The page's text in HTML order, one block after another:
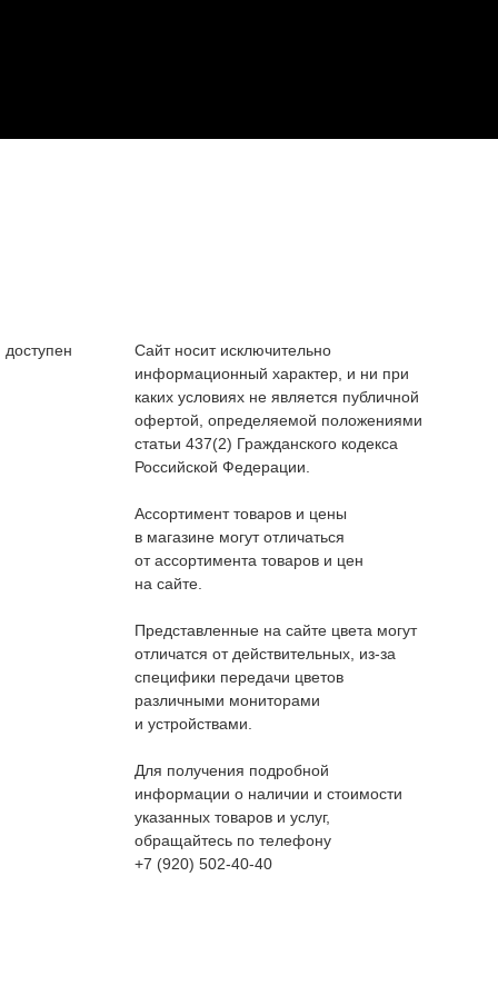
Сайт носит исключительно
информационный характер, и ни при
каких условиях не является публичной
офертой, определяемой положениями
статьи 437(2) Гражданского кодекса
Российской Федерации.
Ассортимент товаров и цены
в магазине могут отличаться
от ассортимента товаров и цен
на сайте.
Представленные на сайте цвета могут
отличатся от действительных, из-за
специфики передачи цветов
различными мониторами
и устройствами.
Для получения подробной
информации о наличии и стоимости
указанных товаров и услуг,
обращайтесь по телефону
+7 (920) 502-40-40